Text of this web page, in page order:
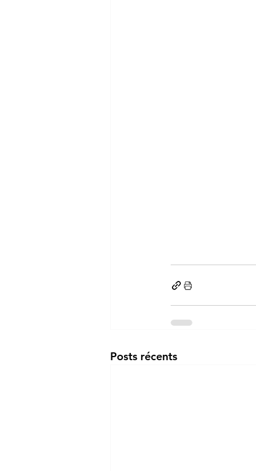
Posts récents